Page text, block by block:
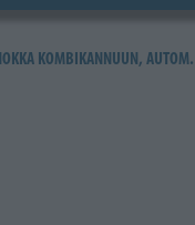
KOMBIKANNUUN, AUTOM.